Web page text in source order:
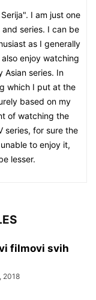
I am just one
series. I can be
as I generally
enjoy watching
Asian series. In
which I put at the
based on my
of watching the
series, for sure the
to enjoy it,
lesser.
filmovi svih
2018